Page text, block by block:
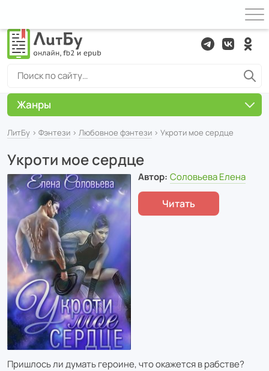
ЛитБу › Фэнтези › Любовное фэнтези › Укроти мое сердце
Укроти мое сердце
Автор: Соловьева Елена
Читать
Пришлось ли думать героине, что окажется в рабстве?
Жанры